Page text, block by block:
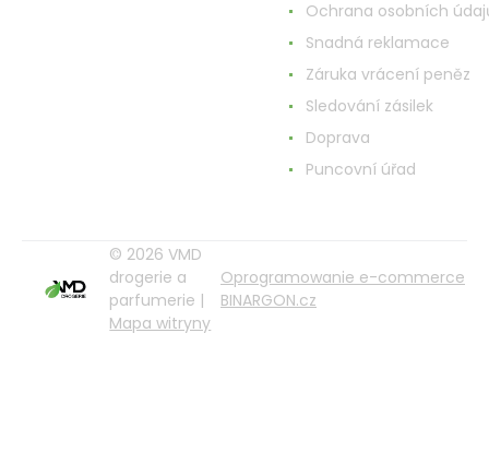
Ochrana osobních
Snadná reklamace
Záruka vrácení peněz
Sledování zásilek
Doprava
Puncovní úřad
© 2026 VMD
drogerie a
parfumerie |
Mapa witryny
Oprogramowanie e-commerce
BINARGON.cz